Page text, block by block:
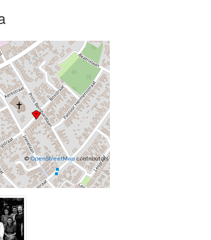
©OpenStreetMapcontributors